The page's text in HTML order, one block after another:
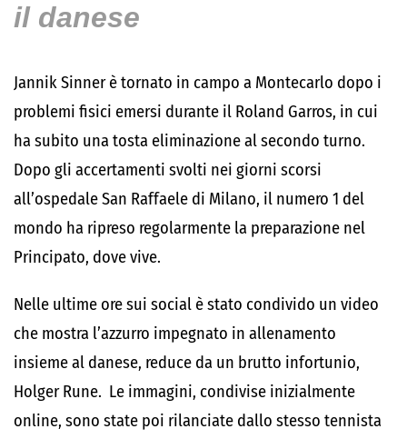
il danese
Jannik Sinner è tornato in campo a Montecarlo dopo i
problemi fisici emersi durante il Roland Garros, in cui
ha subito una tosta eliminazione al secondo turno.
Dopo gli accertamenti svolti nei giorni scorsi
all’ospedale San Raffaele di Milano, il numero 1 del
mondo ha ripreso regolarmente la preparazione nel
Principato, dove vive.
Nelle ultime ore sui social è stato condivido un video
che mostra l’azzurro impegnato in allenamento
insieme al danese, reduce da un brutto infortunio,
Holger Rune. Le immagini, condivise inizialmente
online, sono state poi rilanciate dallo stesso tennista